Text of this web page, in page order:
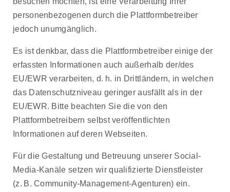
personenbezogenen durch die Plattformbetreiber
jedoch unumgänglich.
Es ist denkbar, dass die Plattformbetreiber einige der
erfassten Informationen auch außerhalb der/des
EU/EWR verarbeiten, d. h. in Drittländern, in welchen
das Datenschutzniveau geringer ausfällt als in der
EU/EWR. Bitte beachten Sie die von den
Plattformbetreibern selbst veröffentlichten
Informationen auf deren Webseiten.
Für die Gestaltung und Betreuung unserer Social-
Media-Kanäle setzen wir qualifizierte Dienstleister
(z. B. Community-Management-Agenturen) ein.